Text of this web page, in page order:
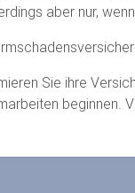
aber nur,
Sie ihre
beginnen.